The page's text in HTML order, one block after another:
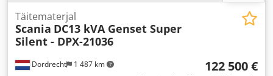
Dordrecht 1 487 km
Täitematerjal
Scania DC13 kVA Genset Super
Silent - DPX-21036
122 500 €